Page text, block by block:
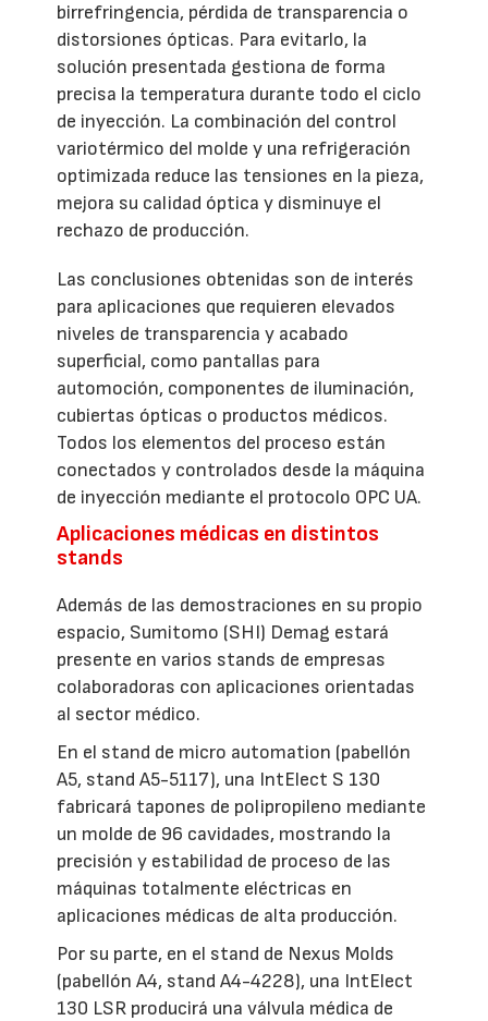
birrefringencia, pérdida de transparencia o
distorsiones ópticas. Para evitarlo, la
solución presentada gestiona de forma
precisa la temperatura durante todo el ciclo
de inyección. La combinación del control
variotérmico del molde y una refrigeración
optimizada reduce las tensiones en la pieza,
mejora su calidad óptica y disminuye el
rechazo de producción.
Las conclusiones obtenidas son de interés
para aplicaciones que requieren elevados
niveles de transparencia y acabado
superficial, como pantallas para
automoción, componentes de iluminación,
cubiertas ópticas o productos médicos.
Todos los elementos del proceso están
conectados y controlados desde la máquina
de inyección mediante el protocolo OPC UA.
Aplicaciones médicas en distintos
stands
Además de las demostraciones en su propio
espacio, Sumitomo (SHI) Demag estará
presente en varios stands de empresas
colaboradoras con aplicaciones orientadas
al sector médico.
En el stand de micro automation (pabellón
A5, stand A5-5117), una IntElect S 130
fabricará tapones de polipropileno mediante
un molde de 96 cavidades, mostrando la
precisión y estabilidad de proceso de las
máquinas totalmente eléctricas en
aplicaciones médicas de alta producción.
Por su parte, en el stand de Nexus Molds
(pabellón A4, stand A4-4228), una IntElect
130 LSR producirá una válvula médica de